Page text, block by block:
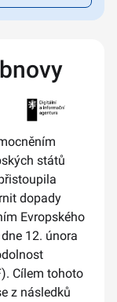
států
dopady
Evropského
12. února
Cílem tohoto
z následků